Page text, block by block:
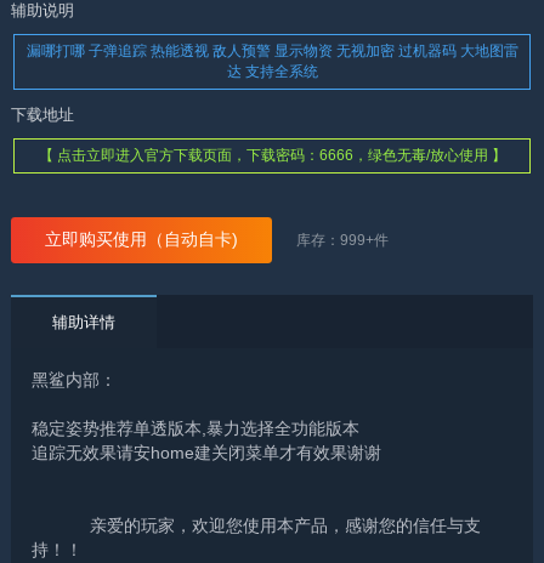
辅助说明
漏哪打哪 子弹追踪 热能透视 敌人预警 显示物资 无视加密 过机器码 大地图雷
达 支持全系统
下载地址
【 点击立即进入官方下载页面，下载密码：6666，绿色无毒/放心使用 】
立即购买使用（自动自卡) 库存： 999+件
辅助详情
黑鲨内部：
稳定姿势推荐单透版本,暴力选择全功能版本
追踪无效果请安home建关闭菜单才有效果谢谢
亲爱的玩家，欢迎您使用本产品，感谢您的信任与支
持！！